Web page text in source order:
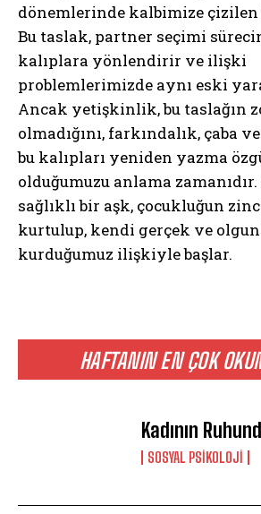
HAFTANIN EN ÇOK
Kadının
SOSYAL PSIKOLOJI
dönemlerinde kalbimize
Bu taslak, partner seçimi
kalıplara yönlendirir ve ilişki
problemlerimizde aynı eski
Ancak yetişkinlik, bu taslağın
olmadığını, farkındalık, çaba
bu kalıpları yeniden yazma
olduğumuzu anlama
sağlıklı bir aşk, çocukluğun
kurtulup, kendi gerçek ve
kurduğumuz ilişkiyle başlar.